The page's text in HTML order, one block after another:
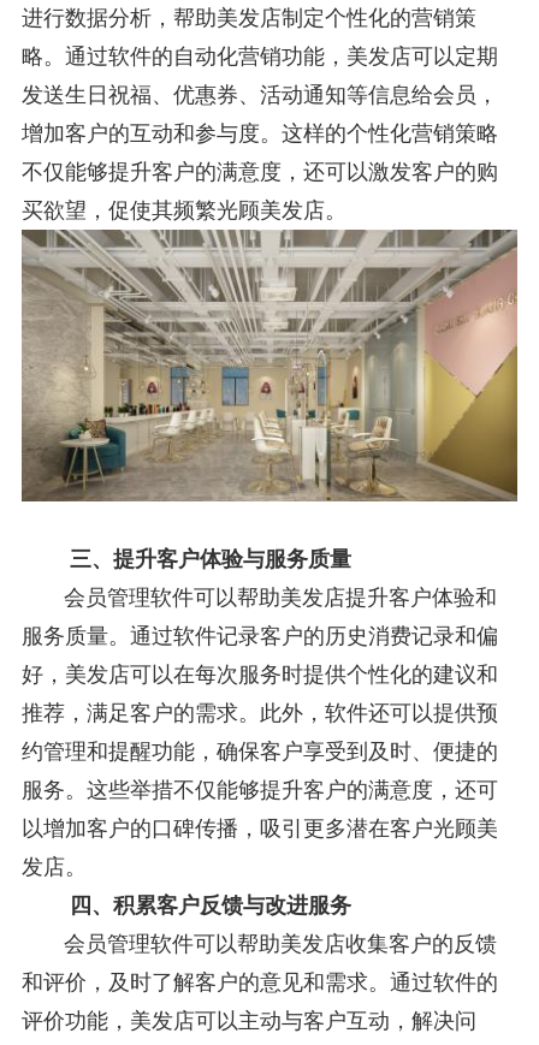
进行数据分析，帮助美发店制定个性化的营销策
略。通过软件的自动化营销功能，美发店可以定期
发送生日祝福、优惠券、活动通知等信息给会员，
增加客户的互动和参与度。这样的个性化营销策略
不仅能够提升客户的满意度，还可以激发客户的购
买欲望，促使其频繁光顾美发店。
三、提升客户体验与服务质量
会员管理软件可以帮助美发店提升客户体验和
服务质量。通过软件记录客户的历史消费记录和偏
好，美发店可以在每次服务时提供个性化的建议和
推荐，满足客户的需求。此外，软件还可以提供预
约管理和提醒功能，确保客户享受到及时、便捷的
服务。这些举措不仅能够提升客户的满意度，还可
以增加客户的口碑传播，吸引更多潜在客户光顾美
发店。
四、积累客户反馈与改进服务
会员管理软件可以帮助美发店收集客户的反馈
和评价，及时了解客户的意见和需求。通过软件的
评价功能，美发店可以主动与客户互动，解决问